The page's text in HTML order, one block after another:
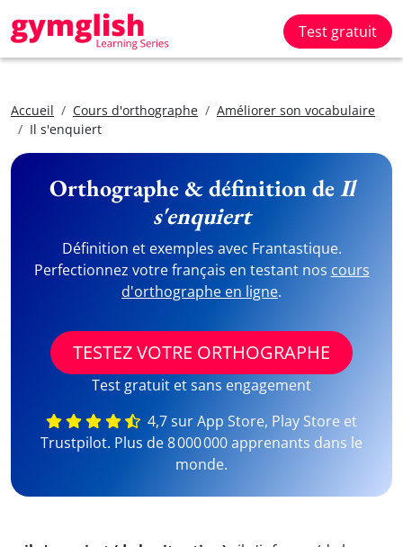
Test gratuit
Accueil Cours d'orthographe
Améliorer son vocabulaire
Il s'enquiert
Orthographe & définition deIl
s'enquiert
Définition et exemples avec Frantastique.
Perfectionnez votre français en testant nos cours
d'orthographe en ligne.
TESTEZ VOTRE ORTHOGRAPHE
Test gratuit et sans engagement
4,7 sur App Store, Play Store et
Trustpilot. Plus de 8 000 000 apprenants dans le
monde.